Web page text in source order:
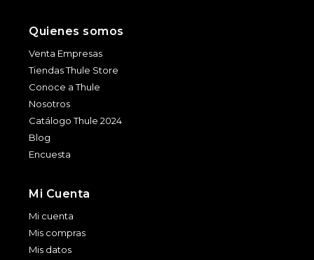
Quienes somos
Venta Empresas
Tiendas Thule Store
Conoce a Thule
Nosotros
Catálogo Thule 2024
Blog
Encuesta
Mi Cuenta
Mi cuenta
Mis compras
Mis datos